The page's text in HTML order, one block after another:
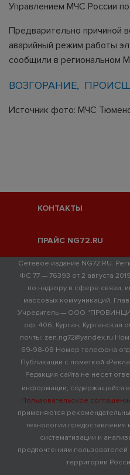
Управлением МЧС России
Предварительно причиной
аварийный режим работы
сообщили в региональном
ВОЗГОРАНИЕ
Источник фото: МЧС
КОНТАКТЫ
ПРАЙС NG72.RU
Сетевое издание NG72.RU.
ФС 77 — 76393 от 2 августа
по надзору в сфере связи,
массовых коммуникаций.
Учредитель — ООО
оф. 406, Курган, Курганская
почты: zen.ng72@yandex.ru
69-98-08 Номер телефона
Публикации с пометкой
Редакция сайта не несет
информации, содержащейся
Пользовательское
применяются
технологии
систематизации и
предпочтениям
территории